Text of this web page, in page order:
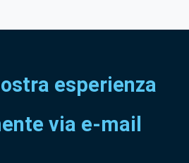
esperienza
via e-mail